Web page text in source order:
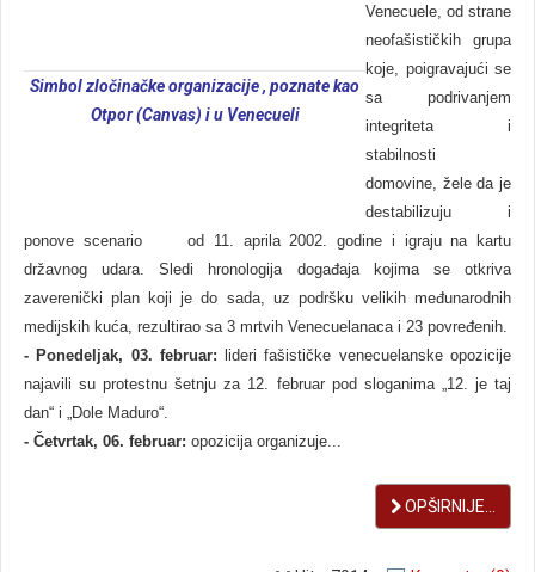
Simbol zločinačke organizacije , poznate kao
Otpor(Canvas) i u Venecueli
Venecuele, od strane
neofašističkih grupa
koje, poigravajući se
sa podrivanjem
integriteta i
stabilnosti
domovine, žele da je
destabilizuju i
ponove scenario od 11. aprila 2002. godine i igraju na kartu
državnog udara. Sledi hronologija događaja kojima se otkriva
zaverenički plan koji je do sada, uz podršku velikih međunarodnih
medijskih kuća, rezultirao sa 3 mrtvih Venecuelanaca i 23 povređenih.
- Ponedeljak, 03. februar: lideri fašističke venecuelanske opozicije
najavili su protestnu šetnju za 12. februar pod sloganima „12. je taj
dan“ i „Dole Maduro“.
- Četvrtak, 06. februar: opozicija organizuje...
OPŠIRNIJE...